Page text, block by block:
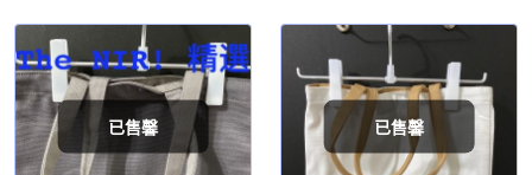
已售馨 已售馨